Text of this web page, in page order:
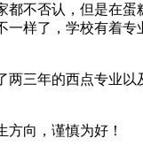
不否认，但是在
样了，学校有着
三年的西点专业
向，谨慎为好！